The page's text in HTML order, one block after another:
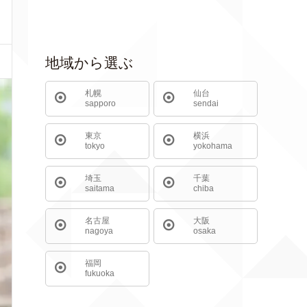
地域から選ぶ
札幌
sapporo
仙台
sendai
東京
tokyo
横浜
yokohama
埼玉
saitama
千葉
chiba
名古屋
nagoya
大阪
osaka
福岡
fukuoka